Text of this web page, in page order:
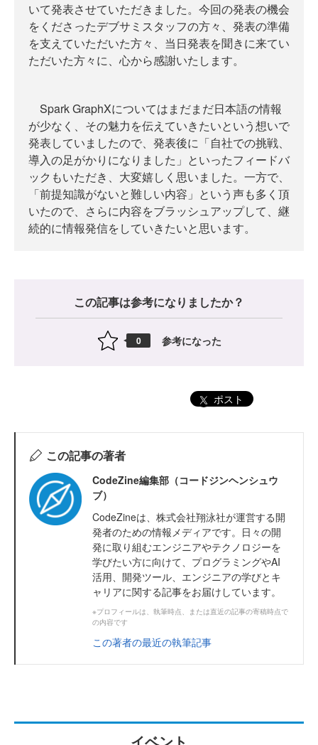
いて発表させていただきました。今回の発表の機会
をくださったデブサミスタッフの方々、発表の準備
を支えていただいた方々、当日発表を聞きに来てい
ただいた方々に、心から感謝いたします。
Spark GraphXについてはまだまだ日本語の情報
が少なく、その魅力を伝えていきたいという想いで
発表していましたので、発表後に「自社での挑戦、
導入の足がかりになりました」といったフィードバ
ックもいただき、大変嬉しく思いました。一方で、
「前提知識がないと難しい内容」という声も多く頂
いたので、さらに内容をブラッシュアップして、継
続的に情報発信をしていきたいと思います。
この記事は参考になりましたか？
0 参考になった
ポスト
この記事の著者
CodeZine編集部（コードジンヘンシュウ
ブ）
CodeZineは、株式会社翔泳社が運営する開
発者のための情報メディアです。日々の開
発に取り組むエンジニアやテクノロジーを
学びたい方に向けて、プログラミングやAI
活用、開発ツール、エンジニアの学びとキ
ャリアに関する記事をお届けしています。
※プロフィールは、執筆時点、または直近の記事の寄稿時点で
の内容です
この著者の最近の執筆記事
イベント